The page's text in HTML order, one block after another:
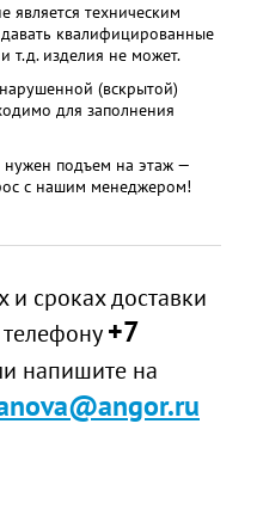
является техническим
квалифицированные
т.д. изделия не может.
(вскрытой)
для заполнения
нужен подъем на этаж —
с нашим менеджером!
сроках доставки
+7
напишите на